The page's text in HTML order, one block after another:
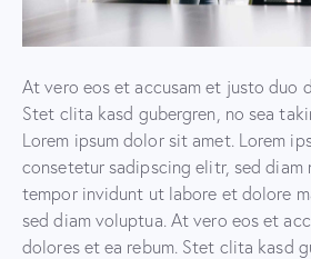
At vero eos et accusam et justo duo
Stet clita kasd gubergren, no sea
Lorem ipsum dolor sit amet. Lorem
consetetur sadipscing elitr, sed diam
tempor invidunt ut labore et dolore
sed diam voluptua. At vero eos et
dolores et ea rebum. Stet clita kasd